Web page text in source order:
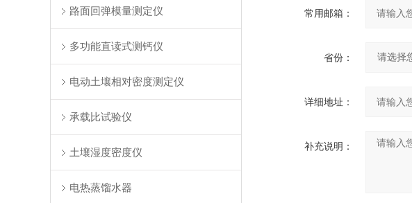
路面回弹模量测定仪
多功能直读式测钙仪
电动土壤相对密度测定仪
承载比试验仪
土壤湿度密度仪
电热蒸馏水器
常用邮箱：
省份：
详细地址：
补充说明：